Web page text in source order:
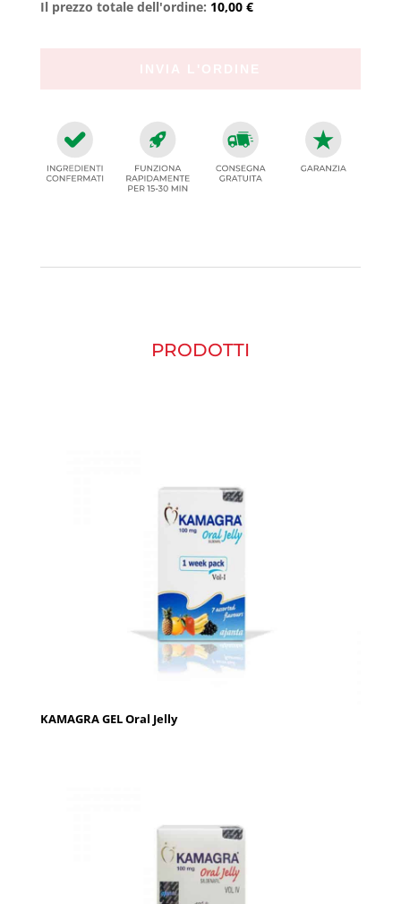
Il prezzo totale dell'ordine: 10,00 €
PRODOTTI
KAMAGRA GEL Oral Jelly